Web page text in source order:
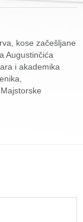
kose začešljane
Augustinčića
i akademika